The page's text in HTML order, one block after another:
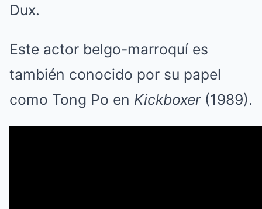
Dux.
Este actor belgo-marroquí es
también conocido por su papel
como Tong Po en Kickboxer(1989).